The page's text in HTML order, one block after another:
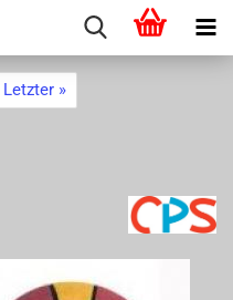
Letzter »